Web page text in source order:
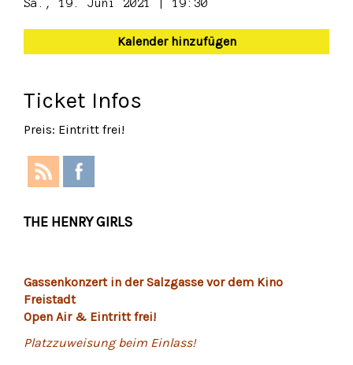
Sa., 19. Juni 2021 | 19:30
Kalender hinzufügen
Ticket Infos
Preis: Eintritt frei!
THE HENRY GIRLS
Gassenkonzert in der Salzgasse vor dem Kino
Freistadt
Open Air & Eintritt frei!
Platzzuweisung beim Einlass!